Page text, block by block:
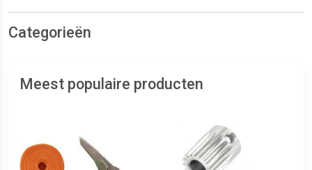
Categorieën
Meest populaire producten